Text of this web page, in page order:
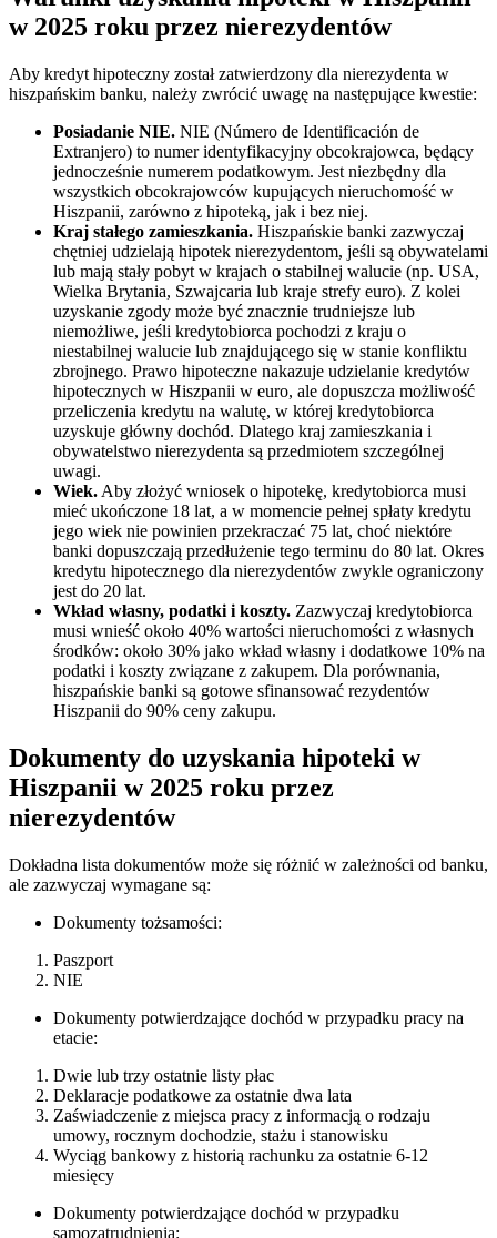
w 2025 roku przez nierezydentów
Aby kredyt hipoteczny został zatwierdzony dla nierezydenta w
hiszpańskim banku, należy zwrócić uwagę na następujące kwestie:
Posiadanie NIE. NIE (Número de Identificación de
Extranjero) to numer identyfikacyjny obcokrajowca, będący
jednocześnie numerem podatkowym. Jest niezbędny dla
wszystkich obcokrajowców kupujących nieruchomość w
Hiszpanii, zarówno z hipoteką, jak i bez niej.
Kraj stałego zamieszkania. Hiszpańskie banki zazwyczaj
chętniej udzielają hipotek nierezydentom, jeśli są obywatelami
lub mają stały pobyt w krajach o stabilnej walucie (np. USA,
Wielka Brytania, Szwajcaria lub kraje strefy euro). Z kolei
uzyskanie zgody może być znacznie trudniejsze lub
niemożliwe, jeśli kredytobiorca pochodzi z kraju o
niestabilnej walucie lub znajdującego się w stanie konfliktu
zbrojnego. Prawo hipoteczne nakazuje udzielanie kredytów
hipotecznych w Hiszpanii w euro, ale dopuszcza możliwość
przeliczenia kredytu na walutę, w której kredytobiorca
uzyskuje główny dochód. Dlatego kraj zamieszkania i
obywatelstwo nierezydenta są przedmiotem szczególnej
uwagi.
Wiek. Aby złożyć wniosek o hipotekę, kredytobiorca musi
mieć ukończone 18 lat, a w momencie pełnej spłaty kredytu
jego wiek nie powinien przekraczać 75 lat, choć niektóre
banki dopuszczają przedłużenie tego terminu do 80 lat. Okres
kredytu hipotecznego dla nierezydentów zwykle ograniczony
jest do 20 lat.
Wkład własny, podatki i koszty. Zazwyczaj kredytobiorca
musi wnieść około 40% wartości nieruchomości z własnych
środków: około 30% jako wkład własny i dodatkowe 10% na
podatki i koszty związane z zakupem. Dla porównania,
hiszpańskie banki są gotowe sfinansować rezydentów
Hiszpanii do 90% ceny zakupu.
Dokumenty do uzyskania hipoteki w
Hiszpanii w 2025 roku przez
nierezydentów
Dokładna lista dokumentów może się różnić w zależności od banku,
ale zazwyczaj wymagane są:
Dokumenty tożsamości:
Paszport
NIE
Dokumenty potwierdzające dochód w przypadku pracy na
etacie:
Dwie lub trzy ostatnie listy płac
Deklaracje podatkowe za ostatnie dwa lata
Zaświadczenie z miejsca pracy z informacją o rodzaju
umowy, rocznym dochodzie, stażu i stanowisku
Wyciąg bankowy z historią rachunku za ostatnie 6-12
miesięcy
Dokumenty potwierdzające dochód w przypadku
samozatrudnienia: